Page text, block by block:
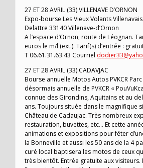
27 ET 28 AVRIL (33) VILLENAVE D’ORNON
Expo-bourse Les Vieux Volants
Delattre 33140 Villenave-d’Ornon
A l’espace d’Ornon, route de Léognan.
euros le m/l (ext.). Tarif(s) d’entrée :
T 06.61.31.63.43 Courriel
27 ET 28 AVRIL (33) CADAVJAC
Bourse annuelle Motos Autos PVKCR
désormais annuelle de PVKCR «
connue des Girondins, Aquitains et au
ans. Toujours située dans le magnifique
Château de Cadaujac. Très nombreux
restauration, buvettes, etc… Et cette
animations et expositions pour fêter
la Bonneville et aussi les 50 ans de la 4
curé local baptisera les motos de ceux
très bientôt. Entrée gratuite aux visiteurs.